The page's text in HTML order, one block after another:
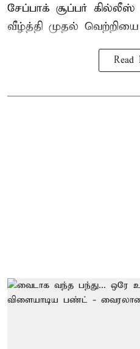
சேப்பாக் சூப்பர்
வீழ்த்தி முதல் வெற்றியை
Read